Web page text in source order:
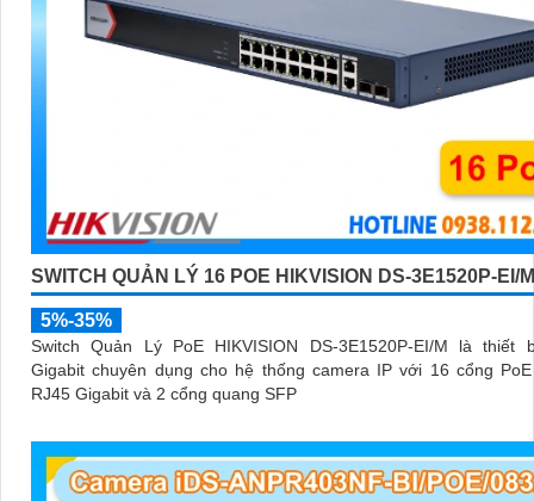
SWITCH QUẢN LÝ 16 POE HIKVISION DS-3E1520P-EI/M
5%-35%
Switch Quản Lý PoE HIKVISION DS-3E1520P-EI/M là thiết
Gigabit chuyên dụng cho hệ thống camera IP với 16 cổng
RJ45 Gigabit và 2 cổng quang SFP